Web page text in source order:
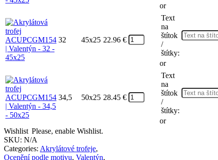
or
32 45x25 22.96 €
Text
na
štítok
/
štítky:
or
34,5 50x25 28.45 €
Text
na
štítok
/
štítky:
or
Wishlist Please, enable Wishlist.
SKU: N/A
Categories: Akrylátové trofeje,
Ocenění podle motivu, Valentýn,